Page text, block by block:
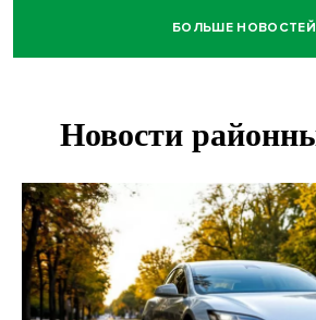
БОЛЬШЕ НОВОСТЕЙ